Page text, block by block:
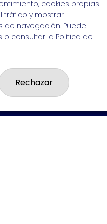
cookies propias
tráfico y mostrar
de navegación. Puede
o consultar la Política de
Rechazar